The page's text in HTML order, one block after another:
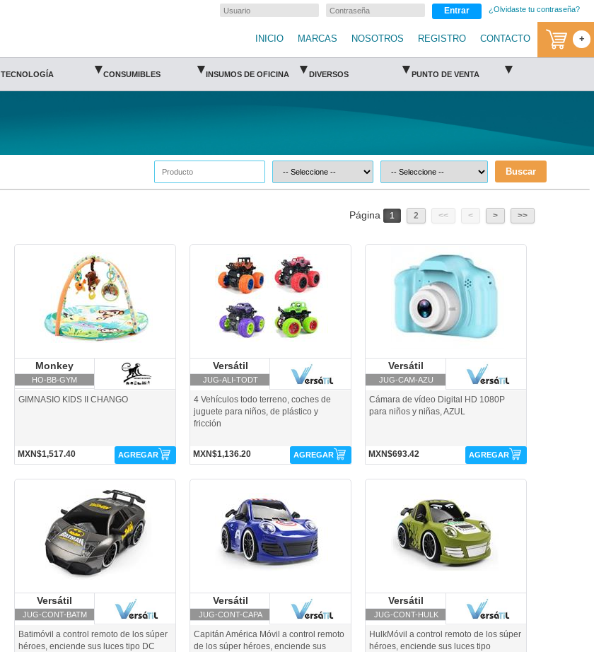
Entrar ¿Olvidaste tu contraseña?
INICIO MARCAS NOSOTROS REGISTRO CONTACTO +
TECNOLOGÍA ▾ CONSUMIBLES ▾ INSUMOS DE OFICINA ▾ DIVERSOS ▾ PUNTO DE VENTA ▾
Buscar
Página 1 2 << < > >>
Monkey
Business
HO-BB-GYM
Monkey Business
GIMNASIO KIDS II CHANGO
MXN$1,517.40 AGREGAR
Versátil
JUG-ALI-TODT
4 Vehículos todo terreno, coches de
juguete para niños, de plástico y
fricción
MXN$1,136.20 AGREGAR
Versátil
JUG-CAM-AZU
Cámara de vídeo Digital HD 1080P
para niños y niñas, AZUL
MXN$693.42 AGREGAR
Versátil
JUG-CONT-BATM
Batimóvil a control remoto de los súper
héroes, enciende sus luces tipo DC
Versátil
JUG-CONT-CAPA
Capitán América Móvil a control remoto
de los súper héroes, enciende sus
Versátil
JUG-CONT-HULK
HulkMóvil a control remoto de los súper
héroes, enciende sus luces tipo